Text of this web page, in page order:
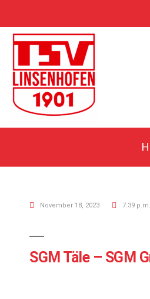
November 18, 2023 7:39 p.m.
SGM Täle – SGM